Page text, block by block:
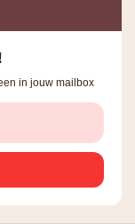
in jouw mailbox